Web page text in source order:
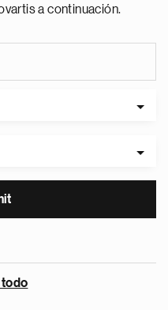
a continuación.
todo